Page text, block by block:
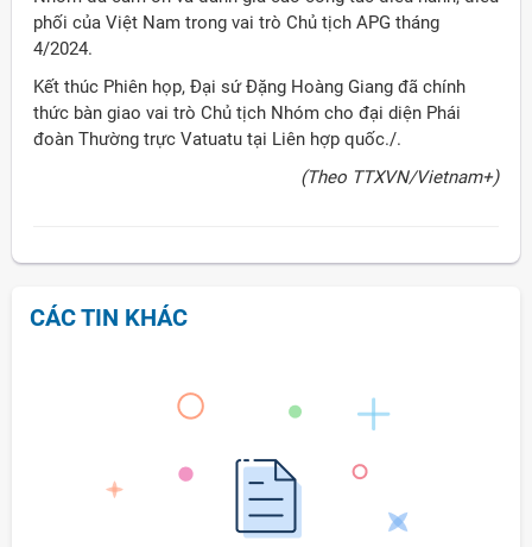
phối của Việt Nam trong vai trò Chủ tịch APG tháng
4/2024.
Kết thúc Phiên họp, Đại sứ Đặng Hoàng Giang đã chính
thức bàn giao vai trò Chủ tịch Nhóm cho đại diện Phái
đoàn Thường trực Vatuatu tại Liên hợp quốc./.
(Theo TTXVN/Vietnam+)
CÁC TIN KHÁC